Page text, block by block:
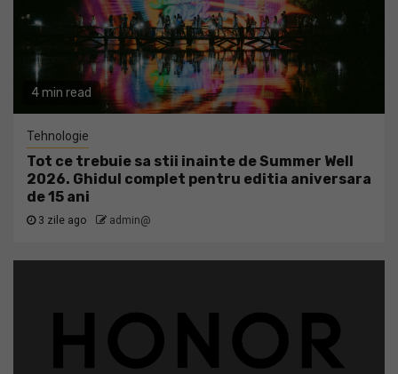
4 min read
Tehnologie
Tot ce trebuie sa stii inainte de Summer Well
2026. Ghidul complet pentru editia aniversara
de 15 ani
3 zile ago admin@